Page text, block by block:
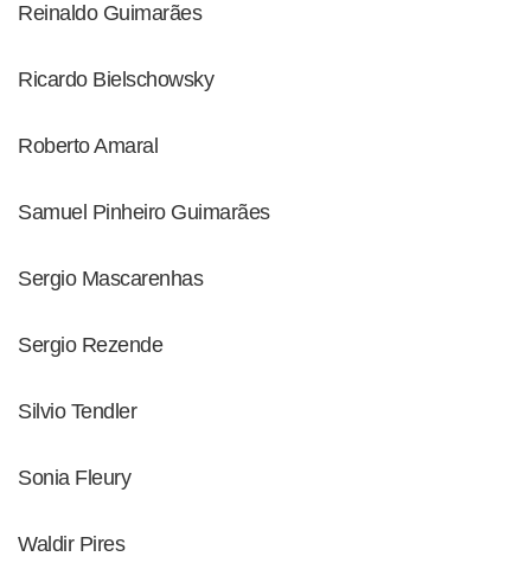
Reinaldo Guimarães
Ricardo Bielschowsky
Roberto Amaral
Samuel Pinheiro Guimarães
Sergio Mascarenhas
Sergio Rezende
Silvio Tendler
Sonia Fleury
Waldir Pires